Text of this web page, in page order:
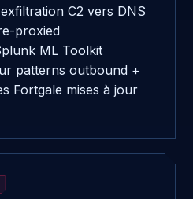
C2 vers DNS
proxied
ML Toolkit
patterns outbound +
Fortgale mises à jour